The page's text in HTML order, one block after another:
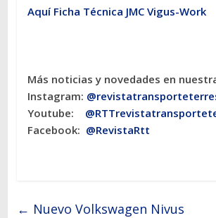
Aquí Ficha Técnica JMC Vigus-Work
Más noticias y novedades en
Instagram:
Youtube:
Facebook: @RevistaRtt
← Nuevo Volkswagen Nivus